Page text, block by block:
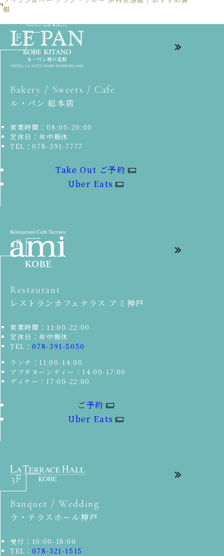
報
1F
Bakery / Sweets / Cafe
ル・パン 総本店
営業時間：08:00-20:00
定休日：年中無休
TEL：078-391-7777
Take Out ご予約
Uber Eats
2F
Restaurant
レストランカフェテラス アミ神戸
営業時間：11:00-22:00
定休日：年中無休
TEL：078-391-5050
ランチ：11:00-14:00
アフタヌーンティー：14:00-17:00
ディナー：17:00-22:00
ご予約
Uber Eats
3F
Banquet / Wedding
ラ・テラスホール神戸
受付：10:00-18:00
TEL：078-321-1515